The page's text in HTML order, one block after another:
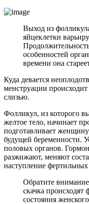
Выход из
яйцеклетки
особенностей
времени она
Куда девается
менструации
слизью.
Фолликул, из которого
желтое тело, начинает
подготавливает
будущей беременности.
половых органов.
разжижают, меняют
наступление
Обратите
скачка происходят
состояния